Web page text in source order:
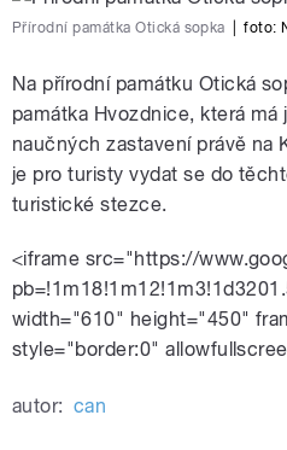
Přírodní památka Otická sopka foto:
Na přírodní památku Otická
památka Hvozdnice, která
naučných zastavení právě na
je pro turisty vydat se do
turistické stezce.
<iframe src="https://
width="610" height="450"
style="border:0"
autor: can